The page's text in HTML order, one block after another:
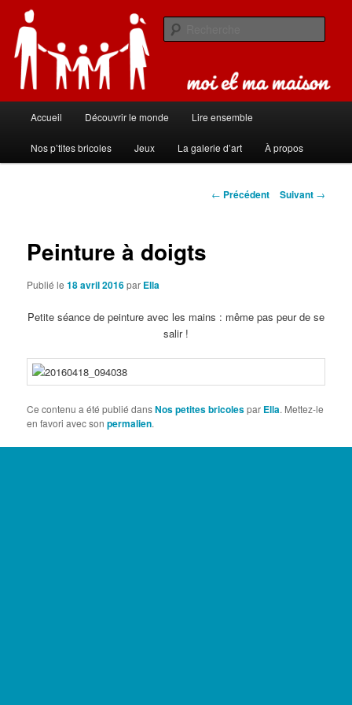
contenu
principalMoi et ma maison
Carnet de bord de famille
principal
Accueil Découvrir le monde Lire ensemble
Nos p’tites bricoles Jeux La galerie d’art À propos
Navigation
← Précédent Suivant →
Peinture à doigts
Publié le18 avril 2016par Ella
Petite séance de peinture avec les mains : même pas peur de se
salir !
Ce contenu a été publié dansNos petites bricolespar Ella. Mettez-le
en favori avec sonpermalien.